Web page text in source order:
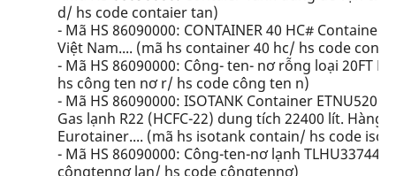
d/ hs code contaier tan)
- Mã HS 86090000: CONTAINER 40 HC#
Việt Nam.... (mã hs container 40 hc/ hs code
- Mã HS 86090000: Công- ten- nơ rỗng loại 20FT
hs công ten nơ r/ hs code công ten n)
- Mã HS 86090000: ISOTANK Container
Gas lạnh R22 (HCFC-22) dung tích 22400 lít.
Eurotainer.... (mã hs isotank contain/ hs code
- Mã HS 86090000: Công-ten-nơ lạnh
côngtennơ lạn/ hs code côngtennơ)